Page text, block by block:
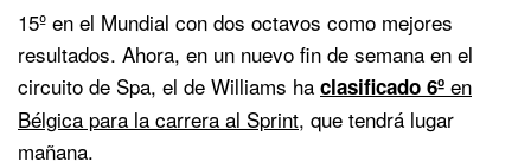
15º en el Mundial con dos octavos como mejores
resultados. Ahora, en un nuevo fin de semana en el
circuito de Spa, el de Williams ha clasificado 6º en
Bélgica para la carrera al Sprint, que tendrá lugar
mañana.